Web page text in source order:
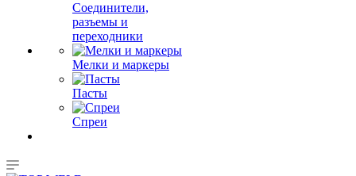
Соединители,
разъемы и
переходники
Мелки и маркеры
Пасты
Спреи